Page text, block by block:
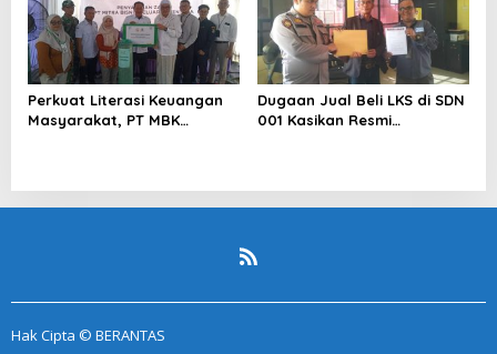
Perkuat Literasi Keuangan
Masyarakat, PT MBK
Dugaan Jual Beli LKS di SDN
001 Kasikan Resmi
Hak Cipta © BERANTAS